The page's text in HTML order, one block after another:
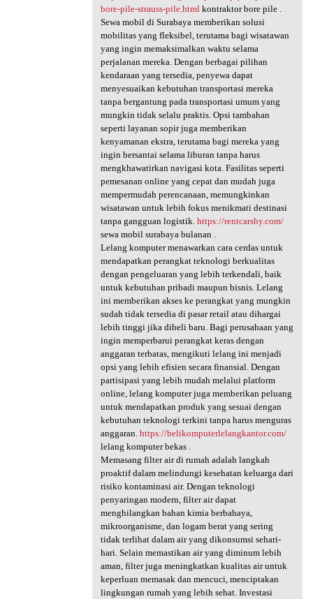
bore-pile-strauss-pile.htmlkontraktor bore pile .
Sewa mobil di Surabaya memberikan solusi
mobilitas yang fleksibel, terutama bagi wisatawan
yang ingin memaksimalkan waktu selama
perjalanan mereka. Dengan berbagai pilihan
kendaraan yang tersedia, penyewa dapat
menyesuaikan kebutuhan transportasi mereka
tanpa bergantung pada transportasi umum yang
mungkin tidak selalu praktis. Opsi tambahan
seperti layanan sopir juga memberikan
kenyamanan ekstra, terutama bagi mereka yang
ingin bersantai selama liburan tanpa harus
mengkhawatirkan navigasi kota. Fasilitas seperti
pemesanan online yang cepat dan mudah juga
mempermudah perencanaan, memungkinkan
wisatawan untuk lebih fokus menikmati destinasi
tanpa gangguan logistik. https://rentcarsby.com/
sewa mobil surabaya bulanan .
Lelang komputer menawarkan cara cerdas untuk
mendapatkan perangkat teknologi berkualitas
dengan pengeluaran yang lebih terkendali, baik
untuk kebutuhan pribadi maupun bisnis. Lelang
ini memberikan akses ke perangkat yang mungkin
sudah tidak tersedia di pasar retail atau dihargai
lebih tinggi jika dibeli baru. Bagi perusahaan yang
ingin memperbarui perangkat keras dengan
anggaran terbatas, mengikuti lelang ini menjadi
opsi yang lebih efisien secara finansial. Dengan
partisipasi yang lebih mudah melalui platform
online, lelang komputer juga memberikan peluang
untuk mendapatkan produk yang sesuai dengan
kebutuhan teknologi terkini tanpa harus menguras
anggaran. https://belikomputerlelangkantor.com/
lelang komputer bekas .
Memasang filter air di rumah adalah langkah
proaktif dalam melindungi kesehatan keluarga dari
risiko kontaminasi air. Dengan teknologi
penyaringan modern, filter air dapat
menghilangkan bahan kimia berbahaya,
mikroorganisme, dan logam berat yang sering
tidak terlihat dalam air yang dikonsumsi sehari-
hari. Selain memastikan air yang diminum lebih
aman, filter juga meningkatkan kualitas air untuk
keperluan memasak dan mencuci, menciptakan
lingkungan rumah yang lebih sehat. Investasi